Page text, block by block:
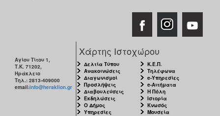
Αγίου Τίτου 1,
Τ.Κ. 71202,
Ηράκλειο
Τηλ.: 2813-409000
email:info@heraklion.gr
Χάρτης Ιστοχώρου
Δελτία Τύπου
Ανακοινώσεις
Διαγωνισμοί
Προσλήψεις
Διαβουλεύσεις
Εκδηλώσεις
Ο Δήμος
Υπηρεσίες
Κ.Ε.Π.
Τηλέφωνα
e-Υπηρεσίες
e-Αιτήματα
Η Πόλη
Ιστορία
Κνωσός
Μουσεία